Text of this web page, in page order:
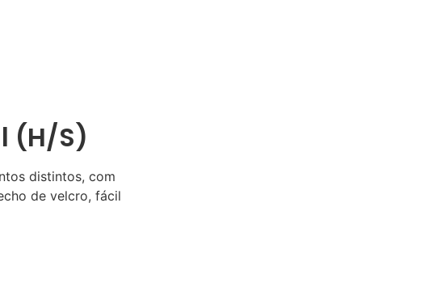
(H/S)
distintos, com
de velcro, fácil